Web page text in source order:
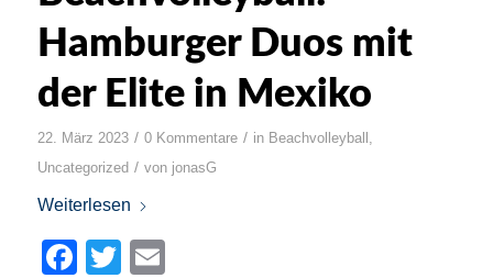
Hamburger Duos mit
der Elite in Mexiko
22. März 2023 / 0 Kommentare / in Beachvolleyball ,
Uncategorized / von jonasG
Weiterlesen
Facebook
Twitter